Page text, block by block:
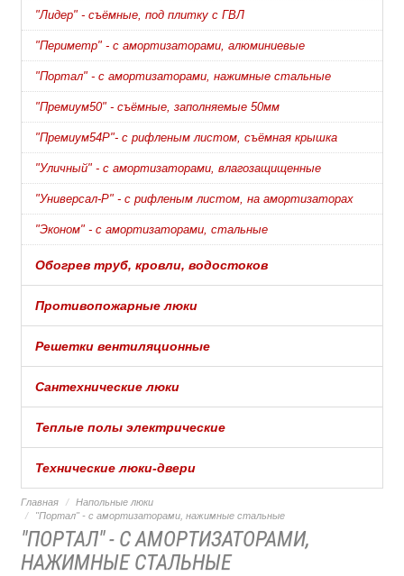
"Лидер" - съёмные, под плитку с ГВЛ
"Периметр" - с амортизаторами, алюминиевые
"Портал" - с амортизаторами, нажимные стальные
"Премиум50" - съёмные, заполняемые 50мм
"Премиум54Р"- с рифленым листом, съёмная крышка
"Уличный" - с амортизаторами, влагозащищенные
"Универсал-Р" - с рифленым листом, на амортизаторах
"Эконом" - с амортизаторами, стальные
Обогрев труб, кровли, водостоков
Противопожарные люки
Решетки вентиляционные
Сантехнические люки
Теплые полы электрические
Технические люки-двери
Главная
Напольные люки
"Портал" - с амортизаторами, нажимные стальные
"ПОРТАЛ" - С АМОРТИЗАТОРАМИ,
НАЖИМНЫЕ СТАЛЬНЫЕ